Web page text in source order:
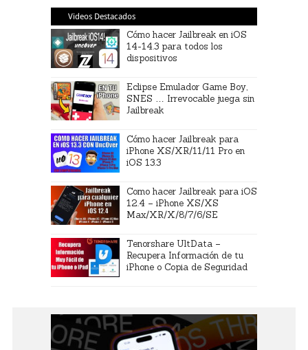
Videos Destacados
Cómo hacer Jailbreak en iOS
14-14.3 para todos los
dispositivos
Eclipse Emulador Game Boy,
SNES … Irrevocable juega sin
Jailbreak
Cómo hacer Jailbreak para
iPhone XS/XR/11/11 Pro en
iOS 13.3
Como hacer Jailbreak para iOS
12.4 – iPhone XS/XS
Max/XR/X/8/7/6/SE
Tenorshare UltData –
Recupera Información de tu
iPhone o Copia de Seguridad